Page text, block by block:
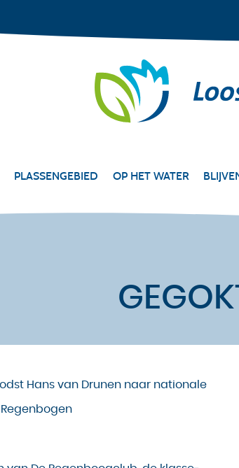
PLASSENGEBIED OP HET WATER
Hans van Drunen naar nationale